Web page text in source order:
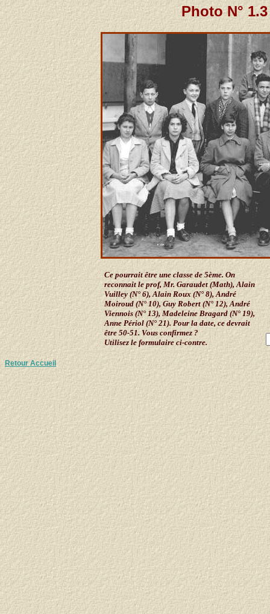
Photo N°
Ce pourrait être une classe de 5ème. On
reconnait le prof, Mr. Garaudet (Math), Alain
Vuilley (N° 6), Alain Roux (N° 8), André
Moiroud (N° 10), Guy Robert (N° 12), André
Viennois (N° 13), Madeleine Bragard (N° 19),
Anne Périol (N° 21). Pour la date, ce devrait
être 50-51. Vous confirmez ?
Utilisez le formulaire ci-contre.
Retour Accueil